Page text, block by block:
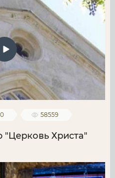
0 58559
"Церковь Христа"